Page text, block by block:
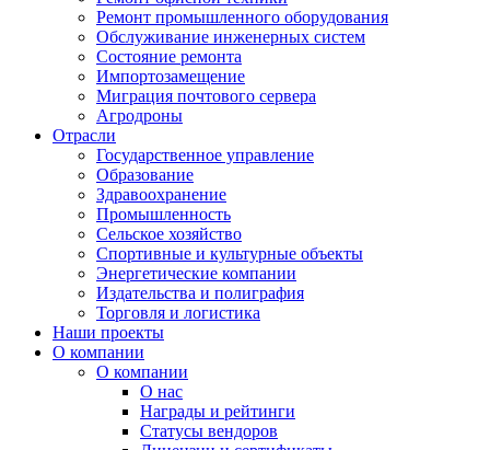
Ремонт промышленного оборудования
Обслуживание инженерных систем
Состояние ремонта
Импортозамещение
Миграция почтового сервера
Агродроны
Отрасли
Государственное управление
Образование
Здравоохранение
Промышленность
Сельское хозяйство
Спортивные и культурные объекты
Энергетические компании
Издательства и полиграфия
Торговля и логистика
Наши проекты
О компании
О компании
О нас
Награды и рейтинги
Статусы вендоров